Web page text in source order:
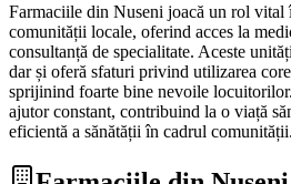
Farmaciile din Nuseni joacă un rol vital
comunității locale, oferind acces la
consultanță de specialitate. Aceste
dar și oferă sfaturi privind utilizarea
sprijinind foarte bine nevoile
ajutor constant, contribuind la o viață
eficientă a sănătății în cadrul comunității.